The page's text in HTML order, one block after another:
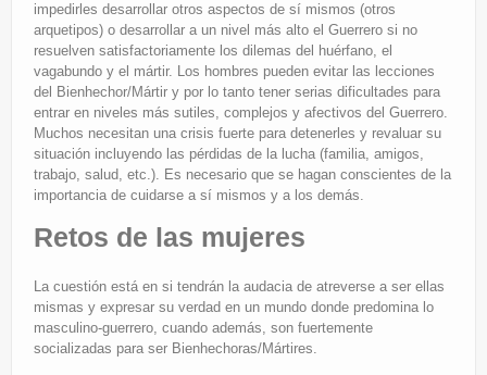
impedirles desarrollar otros aspectos de sí mismos (otros
arquetipos) o desarrollar a un nivel más alto el Guerrero si no
resuelven satisfactoriamente los dilemas del huérfano, el
vagabundo y el mártir. Los hombres pueden evitar las lecciones
del Bienhechor/Mártir y por lo tanto tener serias dificultades para
entrar en niveles más sutiles, complejos y afectivos del Guerrero.
Muchos necesitan una crisis fuerte para detenerles y revaluar su
situación incluyendo las pérdidas de la lucha (familia, amigos,
trabajo, salud, etc.). Es necesario que se hagan conscientes de la
importancia de cuidarse a sí mismos y a los demás.
Retos de las mujeres
La cuestión está en si tendrán la audacia de atreverse a ser ellas
mismas y expresar su verdad en un mundo donde predomina lo
masculino-guerrero, cuando además, son fuertemente
socializadas para ser Bienhechoras/Mártires.